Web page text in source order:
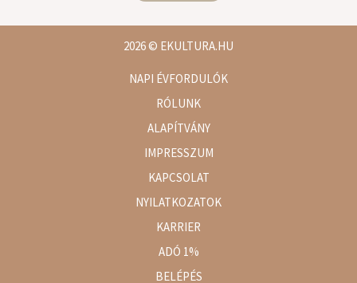
2026© EKULTURA.HU
NAPI ÉVFORDULÓK
RÓLUNK
ALAPÍTVÁNY
IMPRESSZUM
KAPCSOLAT
NYILATKOZATOK
KARRIER
ADÓ 1%
BELÉPÉS